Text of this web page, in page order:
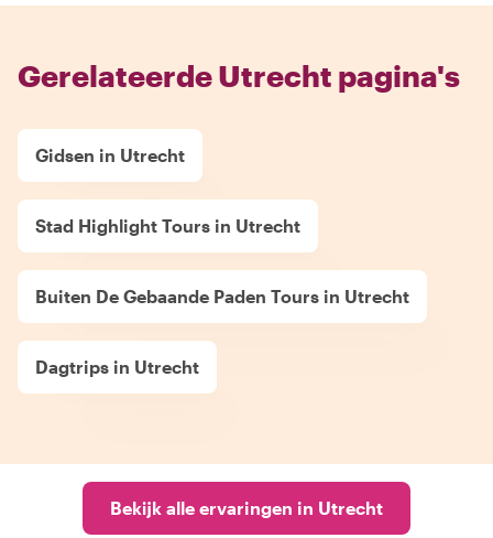
Gerelateerde Utrecht pagina's
Gidsen in Utrecht
Stad Highlight Tours in Utrecht
Buiten De Gebaande Paden Tours in Utrecht
Dagtrips in Utrecht
Bekijk alle ervaringen in Utrecht